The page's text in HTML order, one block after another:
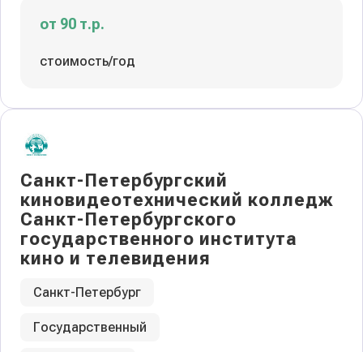
от 90 т.р.
стоимость/год
Санкт-Петербургский
киновидеотехнический колледж
Санкт-Петербургского
государственного института
кино и телевидения
Санкт-Петербург
Государственный